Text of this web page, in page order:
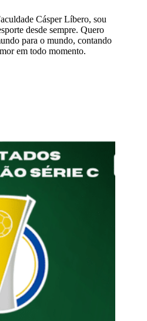
Cásper Líbero, sou
desde sempre. Quero
para o mundo, contando
em todo momento.